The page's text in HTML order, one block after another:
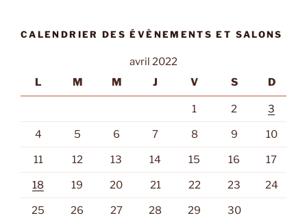
CALENDRIER DES ÉVÈNEMENTS ET SALONS
avril 2022
L
M M J V S D
1 2 3
4 5 6 7 8 9 10
11 12 13 14 15 16 17
18 19 20 21 22 23 24
25 26 27 28 29 30